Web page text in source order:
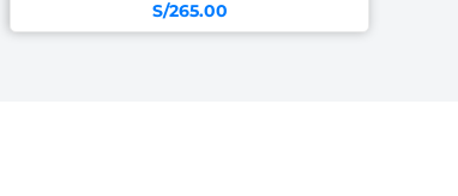
S/265.00